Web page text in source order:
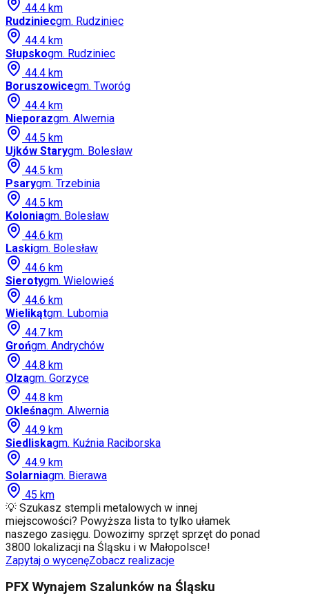
44.4 km
Rudziniecgm. Rudziniec
44.4 km
Słupskogm. Rudziniec
44.4 km
Boruszowicegm. Tworóg
44.4 km
Nieporazgm. Alwernia
44.5 km
Ujków Starygm. Bolesław
44.5 km
Psarygm. Trzebinia
44.5 km
Koloniagm. Bolesław
44.6 km
Laskigm. Bolesław
44.6 km
Sierotygm. Wielowieś
44.6 km
Wielikątgm. Lubomia
44.7 km
Grońgm. Andrychów
44.8 km
Olzagm. Gorzyce
44.8 km
Okleśnagm. Alwernia
44.9 km
Siedliskagm. Kuźnia Raciborska
44.9 km
Solarniagm. Bierawa
45 km
💡 Szukasz stempli metalowych w innej
miejscowości? Powyższa lista to tylko ułamek
naszego zasięgu. Dowozimy sprzęt sprzęt do ponad
3800 lokalizacji na Śląsku i w Małopolsce!
Zapytaj o wycenęZobacz realizacje
PFX Wynajem Szalunków na Śląsku